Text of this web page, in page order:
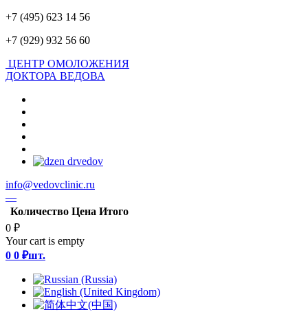
+7 (495) 623 14 56
+7 (929) 932 56 60
ЦЕНТР ОМОЛОЖЕНИЯ
ДОКТОРА ВЕДОВА
info@vedovclinic.ru
—
Количество Цена Итого
0 ₽
Your cart is empty
0 0 ₽шт.